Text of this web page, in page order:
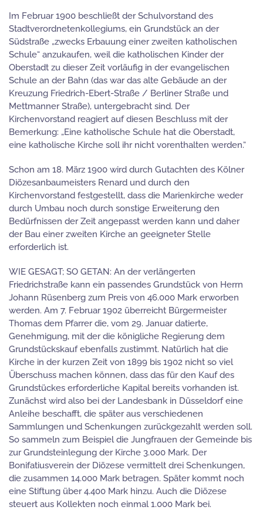
Im Februar 1900 beschließt der Schulvorstand des
Stadtverordnetenkollegiums, ein Grundstück an der
Südstraße „zwecks Erbauung einer zweiten katholischen
Schule“ anzukaufen, weil die katholischen Kinder der
Oberstadt zu dieser Zeit vorläufig in der evangelischen
Schule an der Bahn (das war das alte Gebäude an der
Kreuzung Friedrich-Ebert-Straße / Berliner Straße und
Mettmanner Straße), untergebracht sind. Der
Kirchenvorstand reagiert auf diesen Beschluss mit der
Bemerkung: „Eine katholische Schule hat die Oberstadt,
eine katholische Kirche soll ihr nicht vorenthalten werden.“
Schon am 18. März 1900 wird durch Gutachten des Kölner
Diözesanbaumeisters Renard und durch den
Kirchenvorstand festgestellt, dass die Marienkirche weder
durch Umbau noch durch sonstige Erweiterung den
Bedürfnissen der Zeit angepasst werden kann und daher
der Bau einer zweiten Kirche an geeigneter Stelle
erforderlich ist.
WIE GESAGT; SO GETAN: An der verlängerten
Friedrichstraße kann ein passendes Grundstück von Herrn
Johann Rüsenberg zum Preis von 46.000 Mark erworben
werden. Am 7. Februar 1902 überreicht Bürgermeister
Thomas dem Pfarrer die, vom 29. Januar datierte,
Genehmigung, mit der die königliche Regierung dem
Grundstückskauf ebenfalls zustimmt. Natürlich hat die
Kirche in der kurzen Zeit von 1899 bis 1902 nicht so viel
Überschuss machen können, dass das für den Kauf des
Grundstückes erforderliche Kapital bereits vorhanden ist.
Zunächst wird also bei der Landesbank in Düsseldorf eine
Anleihe beschafft, die später aus verschiedenen
Sammlungen und Schenkungen zurückgezahlt werden soll.
So sammeln zum Beispiel die Jungfrauen der Gemeinde bis
zur Grundsteinlegung der Kirche 3.000 Mark. Der
Bonifatiusverein der Diözese vermittelt drei Schenkungen,
die zusammen 14.000 Mark betragen. Später kommt noch
eine Stiftung über 4.400 Mark hinzu. Auch die Diözese
steuert aus Kollekten noch einmal 1.000 Mark bei.